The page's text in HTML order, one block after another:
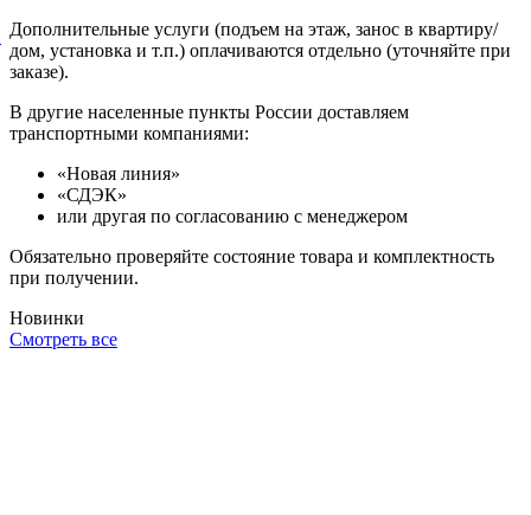
Дополнительные услуги (подъем на этаж, занос в квартиру/
дом, установка и т.п.) оплачиваются отдельно (уточняйте при
заказе).
В другие населенные пункты России доставляем
транспортными компаниями:
«Новая линия»
«СДЭК»
или другая по согласованию с менеджером
Обязательно проверяйте состояние товара и комплектность
при получении.
Новинки
Смотреть все